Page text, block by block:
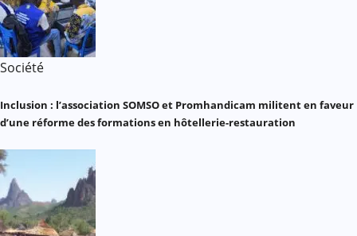
Société
Inclusion : l’association SOMSO et Promhandicam militent en faveur
d’une réforme des formations en hôtellerie-restauration